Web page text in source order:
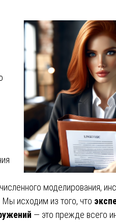
моделирования,
исходим из того, что
— это прежде всего